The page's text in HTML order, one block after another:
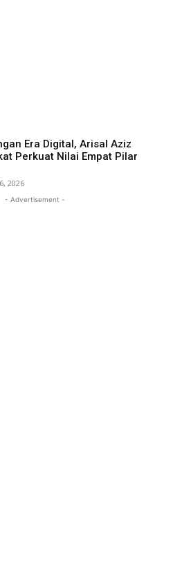
Era Digital, Arisal Aziz
Perkuat Nilai Empat Pilar
2026
- Advertisement -